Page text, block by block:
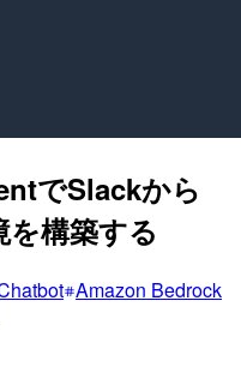
でSlackから
構築する
Amazon Bedrock